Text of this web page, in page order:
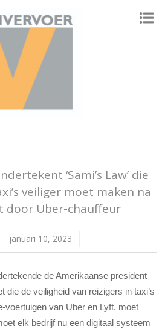
‘Sami’s Law’ die
veiliger moet maken na
door Uber-chauffeur
januari 10, 2023
de Amerikaanse president
die de veiligheid van reizigers in taxi’s
voertuigen van Uber en Lyft, moet
elk bedrijf nu een digitaal systeem